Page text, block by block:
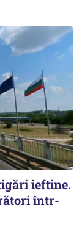
ieftine.
într-